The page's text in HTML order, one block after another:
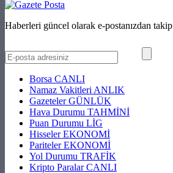
Haberleri güncel olarak e-postanızdan
Borsa CANLI
Namaz Vakitleri ANLIK
GazetelerGÜNLÜK
Hava Durumu TAHMİNİ
Puan Durumu LİG
HisselerEKONOMİ
ParitelerEKONOMİ
Yol Durumu TRAFİK
Kripto ParalarCANLI